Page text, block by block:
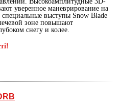
уверенное маневрирование на
выступы Snow Blade
зоне повышают
снегу и колее.